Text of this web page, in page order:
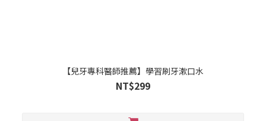
【兒牙專科醫師推薦】學習刷牙漱口水
NT$299